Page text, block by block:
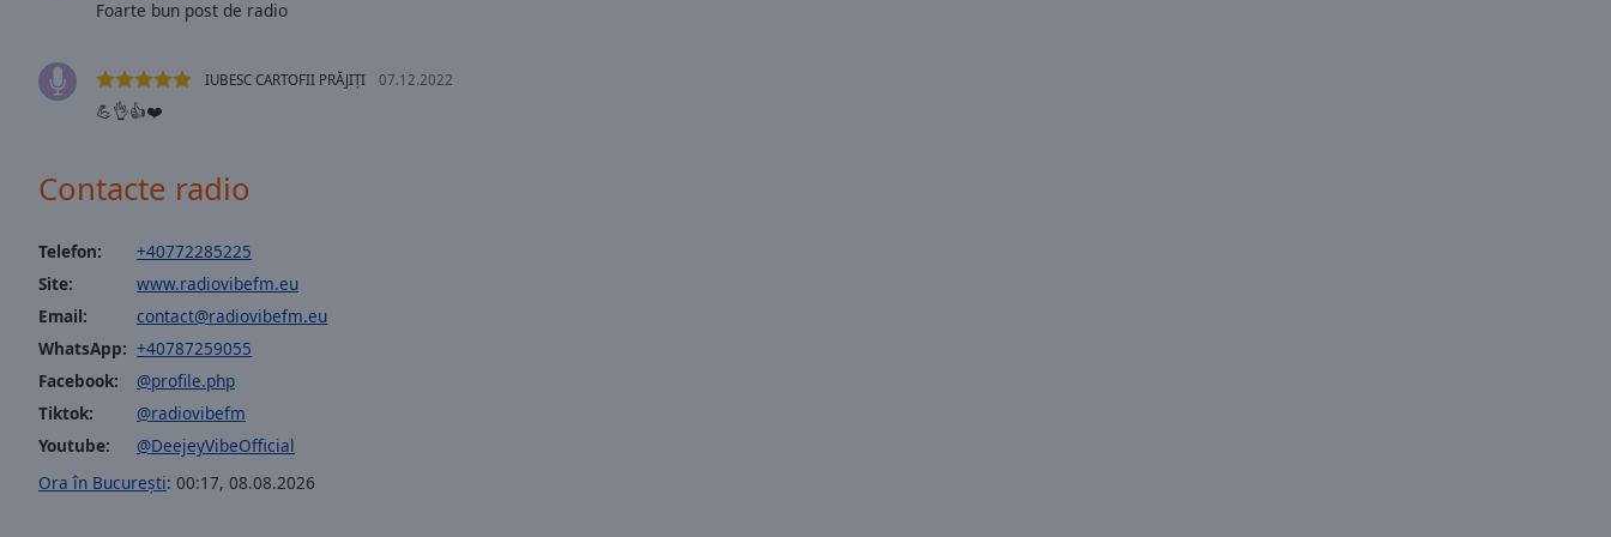
Font
Style
Font
Family
Reset
Done
Modal
Foarte bun post de radio
IUBESC CARTOFII PRĂJIȚI 07.12.2022
💪👌👍❤️
Contacte radio
Telefon:
+40772285225
Site:
www.radiovibefm.eu
Email:
contact@radiovibefm.eu
WhatsApp: +40787259055
Facebook:
@profile.php
Tiktok:
@radiovibefm
Youtube:
@DeejeyVibeOfficial
Ora în București: 00:17, 08.08.2026